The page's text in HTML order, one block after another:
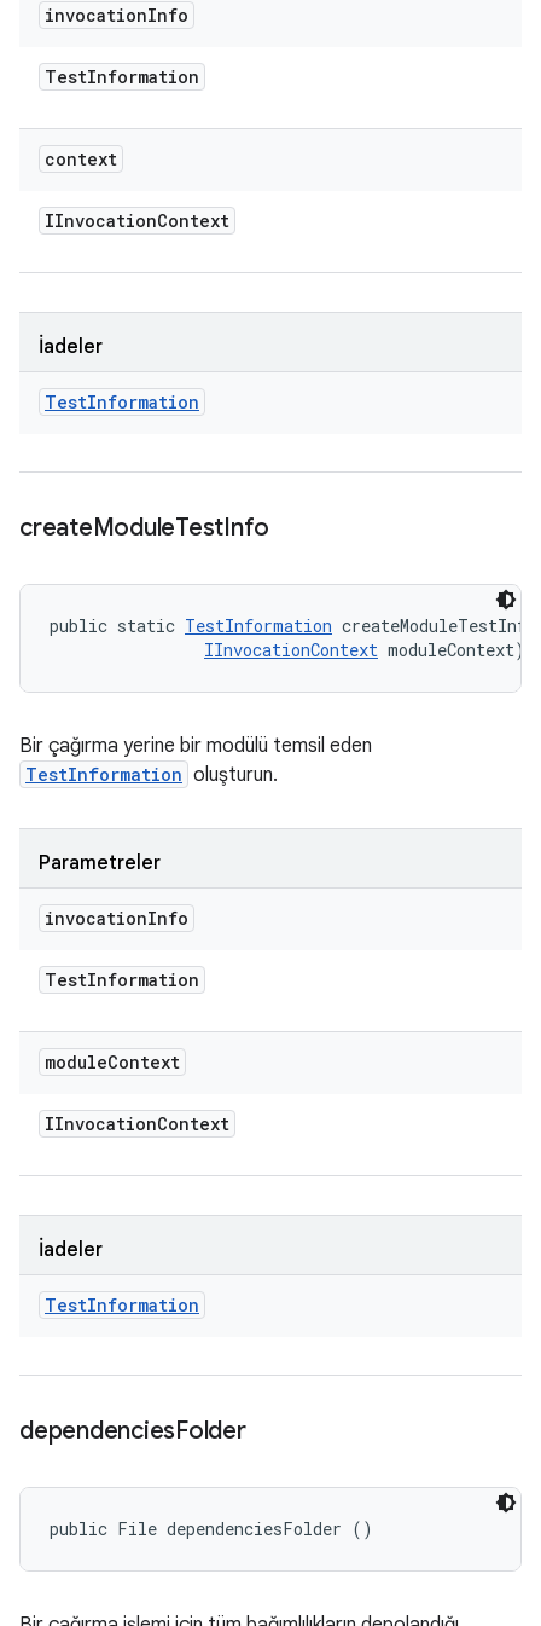
invocationInfo
TestInformation
context
IInvocationContext
İadeler
TestInformation
createModuleTestInfo
public static TestInformation
IInvocationContext moduleContext)
Bir çağırma yerine bir modülü temsil eden
TestInformation oluşturun.
Parametreler
invocationInfo
TestInformation
moduleContext
IInvocationContext
İadeler
TestInformation
dependenciesFolder
public File dependenciesFolder ()